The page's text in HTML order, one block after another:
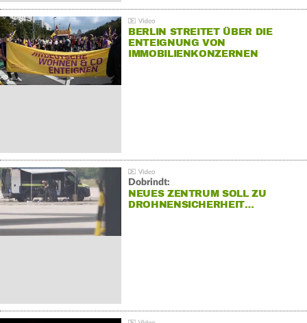
BERLIN STREITET ÜBER DIE
ENTEIGNUNG VON
IMMOBILIENKONZERNEN
Dobrindt:
NEUES ZENTRUM SOLL ZU
DROHNENSICHERHEIT…